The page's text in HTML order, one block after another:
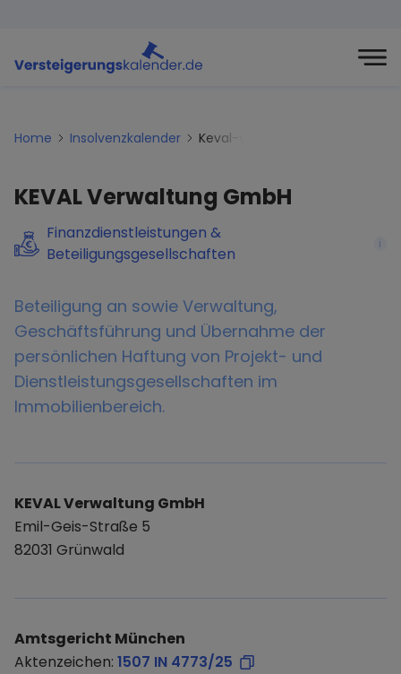
Home Insolvenzkalender Keval-verwaltung-gmbh
KEVAL Verwaltung GmbH
Finanzdienstleistungen &
Beteiligungsgesellschaften
i
Beteiligung an sowie Verwaltung,
Geschäftsführung und Übernahme der
persönlichen Haftung von Projekt- und
Dienstleistungsgesellschaften im
Immobilienbereich.
KEVAL Verwaltung GmbH
Emil-Geis-Straße 5
82031 Grünwald
Amtsgericht München
Aktenzeichen: 1507 IN 4773/25